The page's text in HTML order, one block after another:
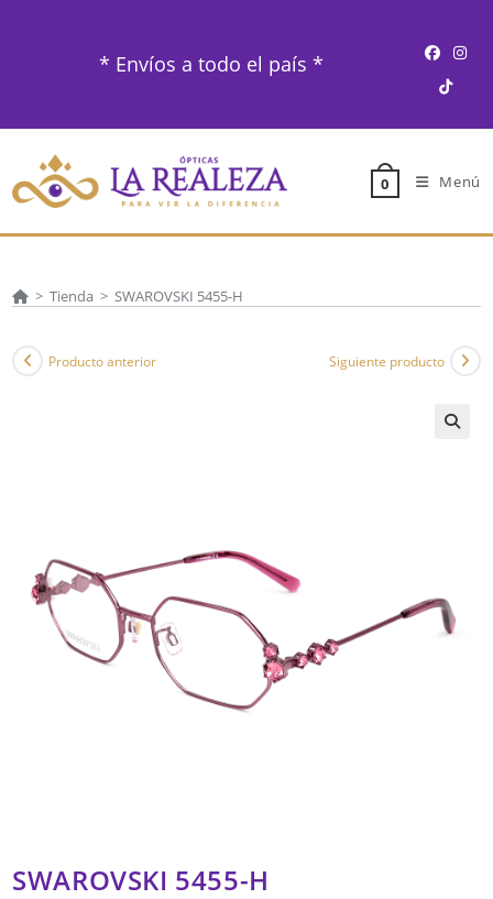
* Envíos a todo el país *
0 Menú
> Tienda > SWAROVSKI 5455-H
Producto anterior Siguiente producto
SWAROVSKI 5455-H